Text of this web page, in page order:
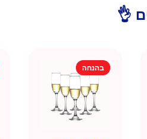
👌
בהנחה